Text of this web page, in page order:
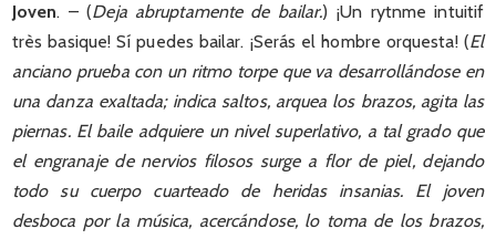
Joven. – (Deja abruptamente de bailar.) ¡Un rytnme intuitif
très basique! Sí puedes bailar. ¡Serás el hombre orquesta! (El
anciano prueba con un ritmo torpe que va desarrollándose en
una danza exaltada; indica saltos, arquea los brazos, agita las
piernas. El baile adquiere un nivel superlativo, a tal grado que
el engranaje de nervios filosos surge a flor de piel, dejando
todo su cuerpo cuarteado de heridas insanias. El joven
desboca por la música, acercándose, lo toma de los brazos,